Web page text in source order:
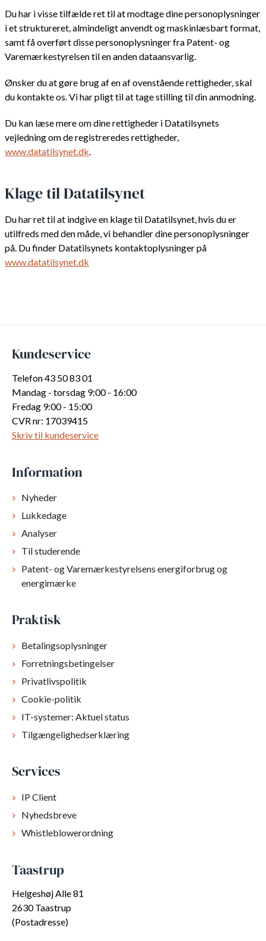
Du har i visse tilfælde ret til at modtage dine personoplysninger
i et struktureret, almindeligt anvendt og maskinlæsbart format,
samt få overført disse personoplysninger fra Patent- og
Varemærkestyrelsen til en anden dataansvarlig.
Ønsker du at gøre brug af en af ovenstående rettigheder, skal
du kontakte os. Vi har pligt til at tage stilling til din anmodning.
Du kan læse mere om dine rettigheder i Datatilsynets
vejledning om de registreredes rettigheder,
www.datatilsynet.dk.
Klage til Datatilsynet
Du har ret til at indgive en klage til Datatilsynet, hvis du er
utilfreds med den måde, vi behandler dine personoplysninger
på. Du finder Datatilsynets kontaktoplysninger på
www.datatilsynet.dk
Kundeservice
Telefon 43 50 83 01
Mandag - torsdag 9:00 - 16:00
Fredag 9:00 - 15:00
CVR nr: 17039415
Skriv til kundeservice
Information
Nyheder
Lukkedage
Analyser
Til studerende
Patent- og Varemærkestyrelsens energiforbrug og
energimærke
Praktisk
Betalingsoplysninger
Forretningsbetingelser
Privatlivspolitik
Cookie-politik
IT-systemer: Aktuel status
Tilgængelighedserklæring
Services
IP Client
Nyhedsbreve
Whistleblowerordning
Taastrup
Helgeshøj Alle 81
2630 Taastrup
(Postadresse)